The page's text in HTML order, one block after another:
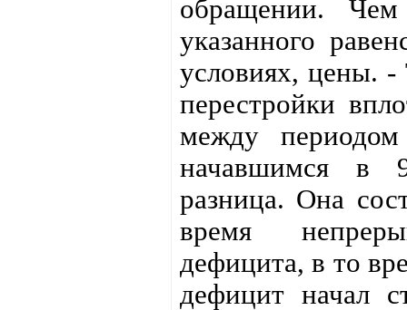
обращении.
указанного
условиях, цены.
перестройки
между
начавшимся в
разница. Она
время
дефицита, в то
дефицит начал